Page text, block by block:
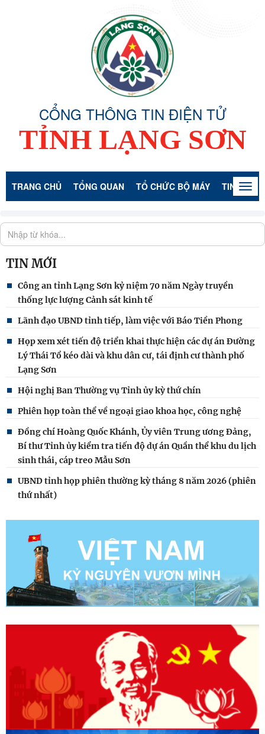
CỔNG THÔNG TIN ĐIỆN TỬ
TỈNH LẠNG SƠN
TRANG CHỦ TỔNG QUAN TỔ CHỨC BỘ MÁY TIN TỨC -
TIN MỚI
Công an tỉnh Lạng Sơn kỷ niệm 70 năm Ngày truyền
thống lực lượng Cảnh sát kinh tế
Lãnh đạo UBND tỉnh tiếp, làm việc với Báo Tiền Phong
Họp xem xét tiến độ triển khai thực hiện các dự án Đường
Lý Thái Tổ kéo dài và khu dân cư, tái định cư thành phố
Lạng Sơn
Hội nghị Ban Thường vụ Tỉnh ủy kỳ thứ chín
Phiên họp toàn thể về ngoại giao khoa học, công nghệ
Đồng chí Hoàng Quốc Khánh, Ủy viên Trung ương Đảng,
Bí thư Tỉnh ủy kiểm tra tiến độ dự án Quần thể khu du lịch
sinh thái, cáp treo Mẫu Sơn
UBND tỉnh họp phiên thường kỳ tháng 8 năm 2026 (phiên
thứ nhất)